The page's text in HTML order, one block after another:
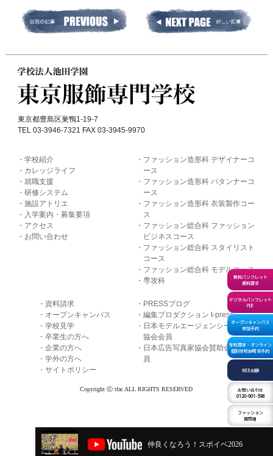
東京都豊島区巣鴨1-19-7
TEL 03-3946-7321 FAX 03-3945-9970
学校紹介
カレッジライフ
就職支援
研修システム
施設アトリエ
入学案内・募集要項
アクセス
お問い合わせ
ファッション造形科 デザイナーコ
ース
ファッション造形科 パタンナーコ
ース
ファッション造形科 衣装製作コー
ス
ファッション総合科 ファッション
ビジネスコース
ファッション総合科 スタイリスト
コース
ファッション総合科 モデルコース
専攻科
資料請求
オープンキャンパス
学校見学
卒業生の方へ
企業の方へ
学外の方へ
サイトポリシー
PRESSブログ
編集プロダクション t-press
日本モデルエージェンシー
協会会員
日本広告写真家協会賛助会
員
Copyright ⓒ tfac ALL RIGHTS RESERVED
無料パンフレット
資料請求
デジタルパンフレット
PDF
オープンキャンパス
参加予約
学校見学・オンライン
個別学校説明会予約
WEB出願
お問い合わせ
0120-901-398
ファッション
質問箱
仲良くなろう！スポイベ2026